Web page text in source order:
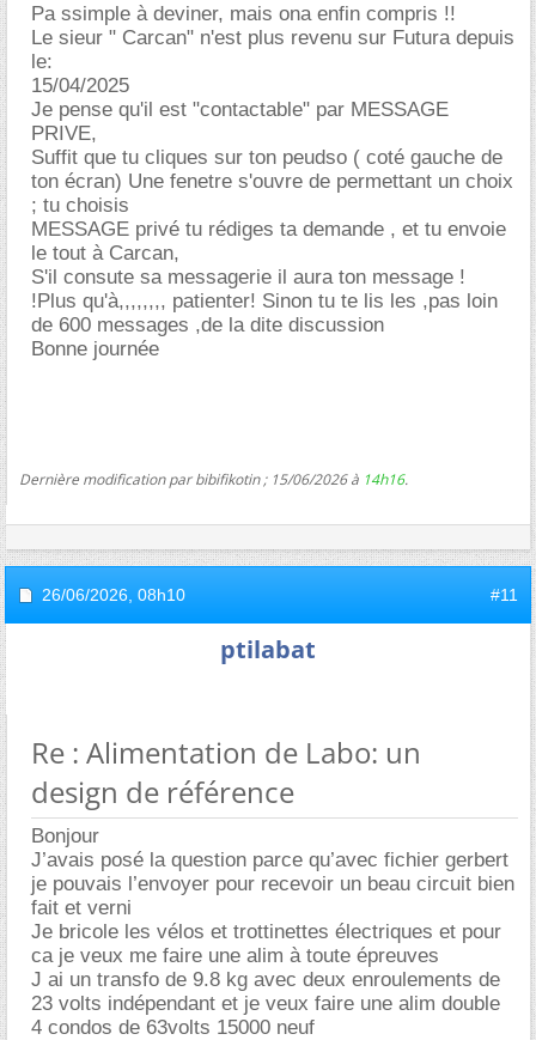
Pa ssimple à deviner, mais ona enfin compris !!
Le sieur " Carcan" n'est plus revenu sur Futura depuis
le:
15/04/2025
Je pense qu'il est "contactable" par MESSAGE
PRIVE,
Suffit que tu cliques sur ton peudso ( coté gauche de
ton écran) Une fenetre s'ouvre de permettant un choix
; tu choisis
MESSAGE privé tu rédiges ta demande , et tu envoie
le tout à Carcan,
S'il consute sa messagerie il aura ton message !
!Plus qu'à,,,,,,,, patienter! Sinon tu te lis les ,pas loin
de 600 messages ,de la dite discussion
Bonne journée
Dernière modification par bibifikotin ; 15/06/2026 à 14h16.
26/06/2026, 08h10 #11
ptilabat
Re : Alimentation de Labo: un
design de référence
Bonjour
J’avais posé la question parce qu’avec fichier gerbert
je pouvais l’envoyer pour recevoir un beau circuit bien
fait et verni
Je bricole les vélos et trottinettes électriques et pour
ca je veux me faire une alim à toute épreuves
J ai un transfo de 9.8 kg avec deux enroulements de
23 volts indépendant et je veux faire une alim double
4 condos de 63volts 15000 neuf